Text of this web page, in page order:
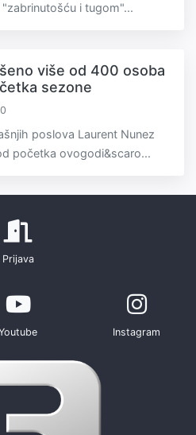
i tugom"...
više od 400 osoba
sezone
poslova Laurent Nunez
početka ovogodi&scaro...
Prijava
Instagram